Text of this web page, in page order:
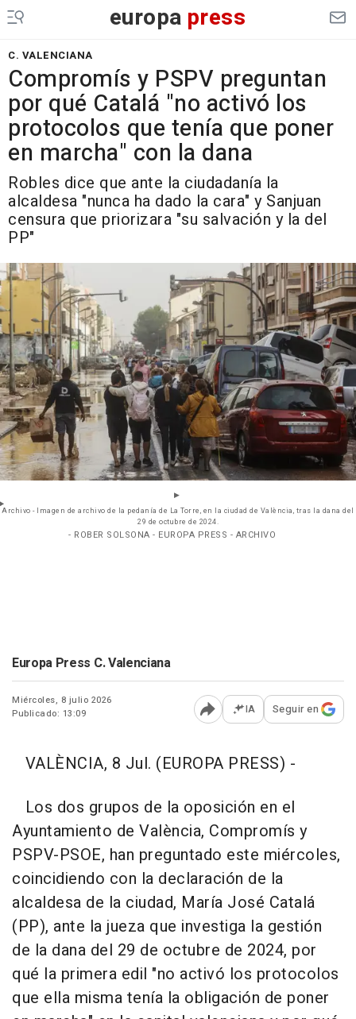
europa press
C. VALENCIANA
Compromís y PSPV preguntan
por qué Catalá "no activó los
protocolos que tenía que poner
en marcha" con la dana
Robles dice que ante la ciudadanía la
alcaldesa "nunca ha dado la cara" y Sanjuan
censura que priorizara "su salvación y la del
PP"
Archivo - Imagen de archivo de la pedanía de La Torre, en la ciudad de València, tras la dana del
29 de octubre de 2024.
- ROBER SOLSONA - EUROPA PRESS - ARCHIVO
Europa Press C. Valenciana
Miércoles, 8 julio 2026
Publicado: 13:09
Abrir opciones para
IA Seguir en
VALÈNCIA, 8 Jul. (EUROPA PRESS) -
Los dos grupos de la oposición en el
Ayuntamiento de València, Compromís y
PSPV-PSOE, han preguntado este miércoles,
coincidiendo con la declaración de la
alcaldesa de la ciudad, María José Catalá
(PP), ante la jueza que investiga la gestión
de la dana del 29 de octubre de 2024, por
qué la primera edil "no activó los protocolos
que ella misma tenía la obligación de poner